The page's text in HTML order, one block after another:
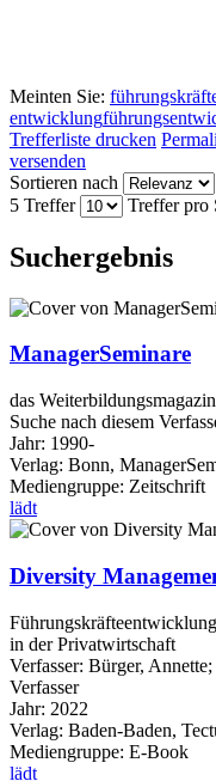
Meinten Sie:
entwicklung
Trefferliste drucken
versenden
Sortieren nach
5 Treffer
Treffer pro
Suchergebnis
ManagerSeminare
das Weiterbildungsmagazin
Suche nach diesem
Jahr: 1990-
Verlag: Bonn,
Mediengruppe: Zeitschrift
lädt
Diversity
in der Privatwirtschaft
Verfasser: Bürger, Annette;
Verfasser
Jahr: 2022
Verlag: Baden-Baden,
Mediengruppe: E-Book
lädt